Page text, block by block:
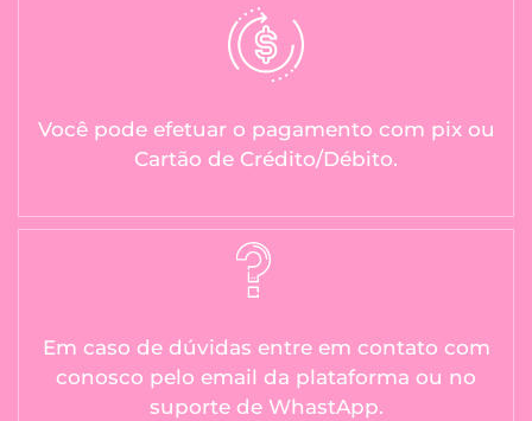
Você pode efetuar o pagamento com pix ou
Cartão de Crédito/Débito.
Em caso de dúvidas entre em contato com
conosco pelo email da plataforma ou no
suporte de WhastApp.